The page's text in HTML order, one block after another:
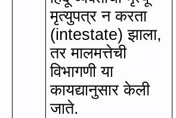
मृत्युपत्र न करता
(intestate)झाला,
तर मालमत्तेची
विभागणी या
कायद्यानुसार केली
जाते.